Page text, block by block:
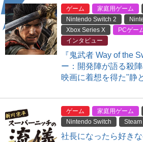
ゲーム 家庭用ゲーム
Nintendo Switch 2
Xbox Series X
PCゲー
インタビュー
『鬼武者 Way of the
ー：開発陣が語る殺
映画に着想を得た"静
ゲーム 家庭用ゲーム
Nintendo Switch
Steam
社長になったら好き